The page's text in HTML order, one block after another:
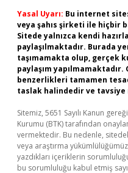
Yasal Uyarı: Bu internet
veya şahıs şirketi ile hiçbir
Sitede yalnızca kendi
paylaşılmaktadır. Burada
taşımamakta olup, gerçek
paylaşım
benzerlikleri tamamen
taslak halindedir ve tavsiye
Sitemiz, 5651 Sayılı Kanun
Kurumu (BTK) tarafından
vermektedir. Bu nedenle,
veya araştırma
yazdıkları içeriklerin
bu sorumluluğu kabul etmiş